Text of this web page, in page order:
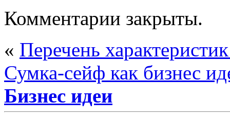
Комментарии закрыты.
« Перечень
Сумка-сейф как бизнес
Бизнес идеи